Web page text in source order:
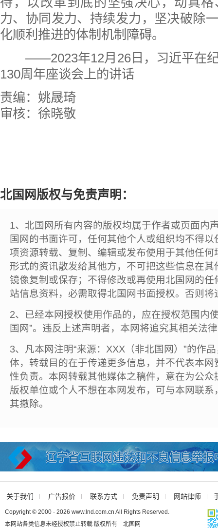
力、协同发力、持续发力，坚决破除
化顺利推进的体制机制障碍。
——2023年12月26日，习近平在纪
130周年座谈会上的讲话
责编：姚晟琦
审核：徐晓敬
北国网版权与免责声明：
1、北国网所有内容的版权均属于作者或页面内
国网的书面许可，任何其他个人或组织均不得
项资源转载、复制、编辑或发布使用于其他任
形式的资讯散发给其他方，不可把这些信息在
镜像复制或保存；不得修改或再使用北国网的
站信息资料，必需取得北国网书面授权。否则将
2、已经本网授权使用作品的，应在授权范围内
国网”。违反上述声明者，本网将追究其相关法
3、凡本网注明“来源：XXX（非北国网）”的作
体，转载目的在于传递更多信息，并不代表本
性负责。本网转载其他媒体之稿件，意在为公
版权单位或个人不想在本网发布，可与本网联
其撤除。
关于我们 广告报价 联系方式 免责声明 网站律师
Copyright © 2000 - 2026 www.lnd.com.cn All Rights Reserved.
本网站各类信息未经授权禁止转载 版权所有 北国网